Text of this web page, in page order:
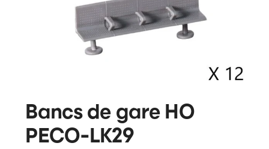
Bancs de gare HO
PECO-LK29